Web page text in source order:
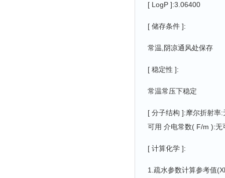
[ LogP ]:3.06400
[ 储存条件 ]:
常温,阴凉通风处保存
[ 稳定性 ]:
常温常压下稳定
[ 分子结构 ]:摩尔折射率
可用 介电常数( F/m ):
[ 计算化学 ]:
1.疏水参数计算参考值